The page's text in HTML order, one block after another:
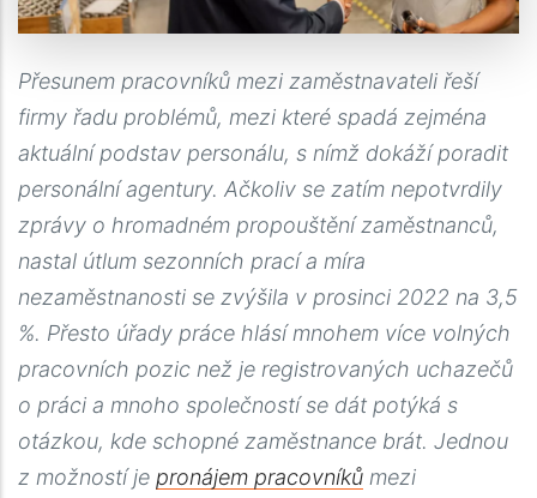
Přesunem pracovníků mezi zaměstnavateli řeší
firmy řadu problémů, mezi které spadá zejména
aktuální podstav personálu, s nímž dokáží poradit
personální agentury. Ačkoliv se zatím nepotvrdily
zprávy o hromadném propouštění zaměstnanců,
nastal útlum sezonních prací a míra
nezaměstnanosti se zvýšila v prosinci 2022 na 3,5
%. Přesto úřady práce hlásí mnohem více volných
pracovních pozic než je registrovaných uchazečů
o práci a mnoho společností se dát potýká s
otázkou, kde schopné zaměstnance brát. Jednou
z možností je pronájem pracovníků mezi